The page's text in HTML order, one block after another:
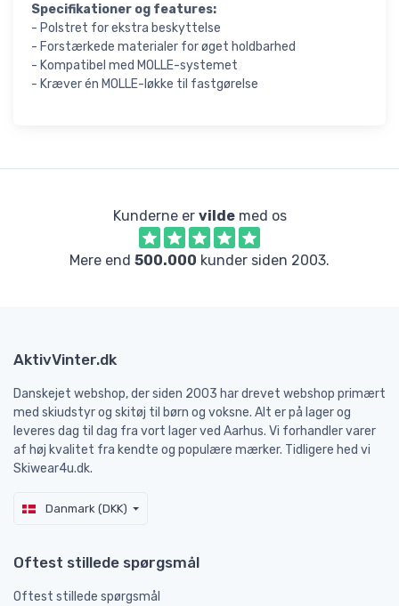
Specifikationer og features:
- Polstret for ekstra beskyttelse
- Forstærkede materialer for øget holdbarhed
- Kompatibel med MOLLE-systemet
- Kræver én MOLLE-løkke til fastgørelse
Kunderne er vildemed os
Mere end 500.000 kunder siden 2003.
AktivVinter.dk
Danskejet webshop, der siden 2003 har drevet webshop primært
med skiudstyr og skitøj til børn og voksne. Alt er på lager og
leveres dag til dag fra vort lager ved Aarhus. Vi forhandler varer
af høj kvalitet fra kendte og populære mærker. Tidligere hed vi
Skiwear4u.dk.
Danmark (DKK)
Oftest stillede spørgsmål
Oftest stillede spørgsmål